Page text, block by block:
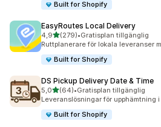
Built for Shopify
EasyRoutes Local Delivery
4,9av 5 stjärnor
(279)
279 recensioner totalt
•Gratisplan tillgänglig
Ruttplanerare för lokala leveranser
Built for Shopify
DS Pickup Delivery Date & Time
5,0av 5 stjärnor
(64)
64 recensioner totalt
•Gratisplan tillgänglig
Leveranslösningar för upphämtning
Built for Shopify